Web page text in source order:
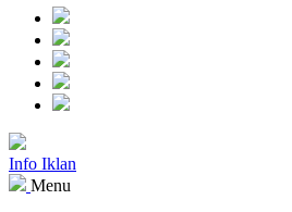
Info Iklan
Menu